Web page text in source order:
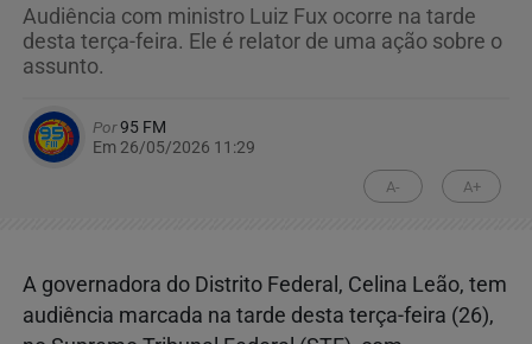
Audiência com ministro Luiz Fux ocorre na tarde
desta terça-feira. Ele é relator de uma ação sobre o
assunto.
Por95 FM
Em 26/05/2026 11:29
A- A+
A governadora do Distrito Federal, Celina Leão, tem
audiência marcada na tarde desta terça-feira (26),